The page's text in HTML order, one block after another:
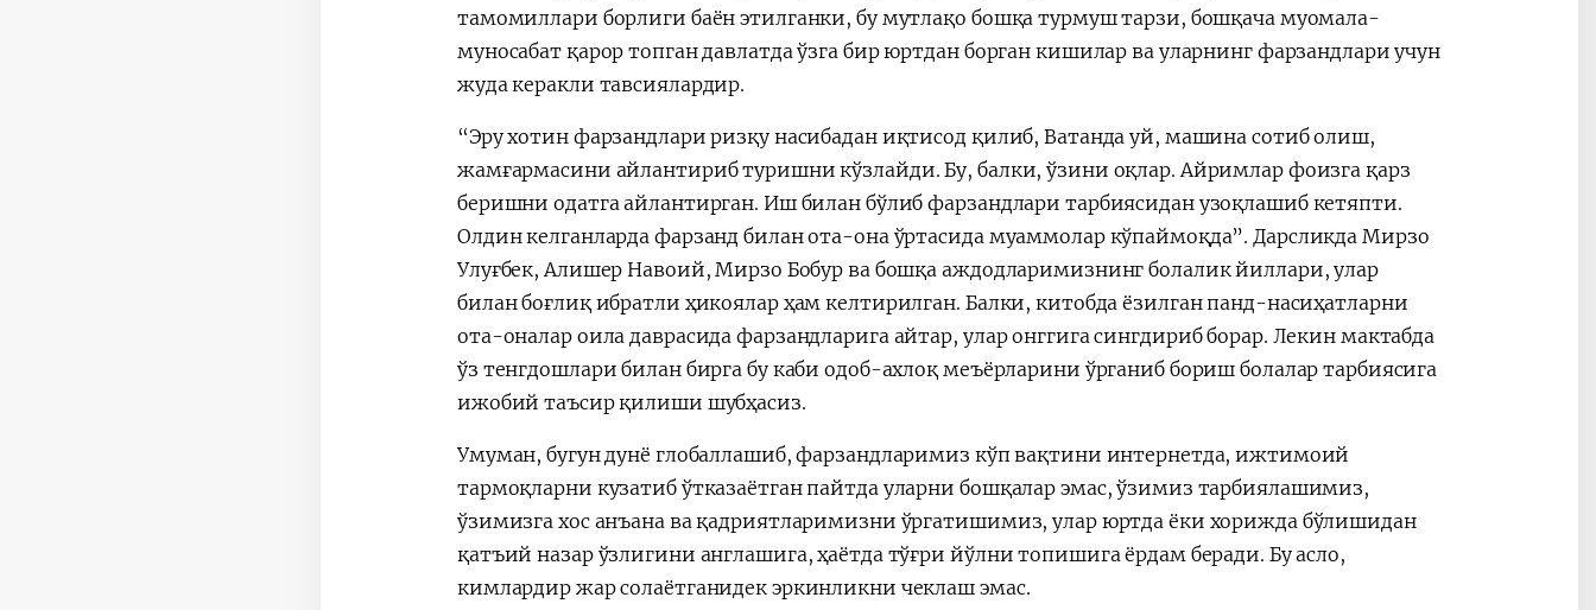
тамомиллари борлиги баён этилганки, бу мутлақо бошқа турмуш тарзи, бошқача муомала-
муносабат қарор топган давлатда ўзга бир юртдан борган кишилар ва уларнинг фарзандлари учун
жуда керакли тавсиялардир.
“Эру хотин фарзандлари ризқу насибадан иқтисод қилиб, Ватанда уй, машина сотиб олиш,
жамғармасини айлантириб туришни кўзлайди. Бу, балки, ўзини оқлар. Айримлар фоизга қарз
беришни одатга айлантирган. Иш билан бўлиб фарзандлари тарбиясидан узоқлашиб кетяпти.
Олдин келганларда фарзанд билан ота-она ўртасида муаммолар кўпаймоқда”. Дарсликда Мирзо
Улуғбек, Алишер Навоий, Мирзо Бобур ва бошқа аждодларимизнинг болалик йиллари, улар
билан боғлиқ ибратли ҳикоялар ҳам келтирилган. Балки, китобда ёзилган панд-насиҳатларни
ота-оналар оила даврасида фарзандларига айтар, улар онггига сингдириб борар. Лекин мактабда
ўз тенгдошлари билан бирга бу каби одоб-ахлоқ меъёрларини ўрганиб бориш болалар тарбиясига
ижобий таъсир қилиши шубҳасиз.
Умуман, бугун дунё глобаллашиб, фарзандларимиз кўп вақтини интернетда, ижтимоий
тармоқларни кузатиб ўтказаётган пайтда уларни бошқалар эмас, ўзимиз тарбиялашимиз,
ўзимизга хос анъана ва қадриятларимизни ўргатишимиз, улар юртда ёки хорижда бўлишидан
қатъий назар ўзлигини англашига, ҳаётда тўғри йўлни топишига ёрдам беради. Бу асло,
кимлардир жар солаётганидек эркинликни чеклаш эмас.